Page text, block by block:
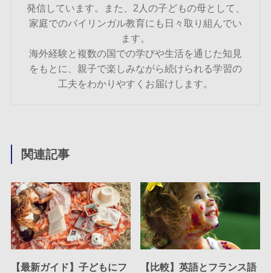
発信しています。また、2人の子どもの母として、
家庭でのバイリンガル教育にも日々取り組んでい
ます。
海外経験と複数の国での学びや生活を通じた知見
をもとに、親子で楽しみながら続けられる学習の
工夫をわかりやすくお届けします。
関連記事
【最新ガイド】子どもにフ
【比較】英語とフランス語